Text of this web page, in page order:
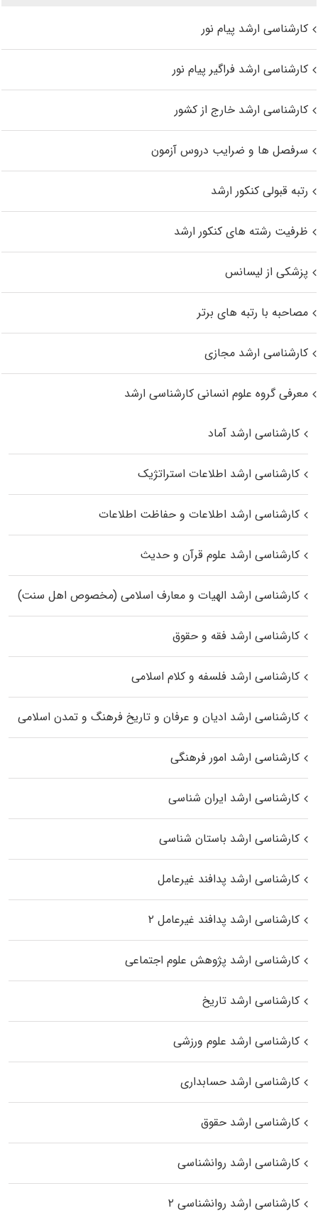
کارشناسی ارشد پیام نور
کارشناسی ارشد فراگیر پیام نور
کارشناسی ارشد خارج از کشور
سرفصل ها و ضرایب دروس آزمون
رتبه قبولی کنکور ارشد
ظرفیت رشته های کنکور ارشد
پزشکی از لیسانس
مصاحبه با رتبه های برتر
کارشناسی ارشد مجازی
معرفی گروه علوم انسانی کارشناسی ارشد
کارشناسی ارشد آماد
کارشناسی ارشد اطلاعات استراتژیک
کارشناسی ارشد اطلاعات و حفاظت اطلاعات
کارشناسی ارشد علوم قرآن و حدیث
کارشناسی ارشد الهیات و معارف اسلامی (مخصوص اهل سنت)
کارشناسی ارشد فقه و حقوق
کارشناسی ارشد فلسفه و کلام اسلامی
کارشناسی ارشد ادیان و عرفان و تاریخ فرهنگ و تمدن اسلامی
کارشناسی ارشد امور فرهنگی
کارشناسی ارشد ایران شناسی
کارشناسی ارشد باستان شناسی
کارشناسی ارشد پدافند غیرعامل
کارشناسی ارشد پدافند غیرعامل ۲
کارشناسی ارشد پژوهش علوم اجتماعی
کارشناسی ارشد تاریخ
کارشناسی ارشد علوم ورزشی
کارشناسی ارشد حسابداری
کارشناسی ارشد حقوق
کارشناسی ارشد روانشناسی
کارشناسی ارشد روانشناسی ۲